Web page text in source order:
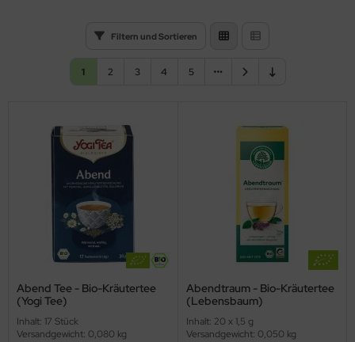
Filtern und Sortieren
1 2 3 4 5
Abend Tee - Bio-Kräutertee
(Yogi Tee)
Inhalt: 17 Stück
Versandgewicht: 0,080 kg
Abendtraum - Bio-Kräutertee
(Lebensbaum)
Inhalt: 20 x 1,5 g
Versandgewicht: 0,050 kg